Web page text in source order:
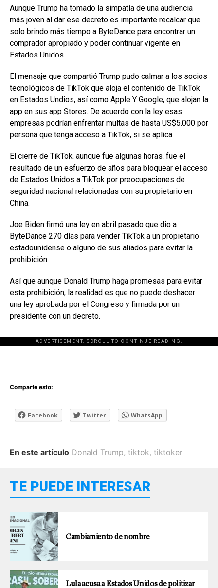
Aunque Trump ha tomado la simpatía de una audiencia
más joven al dar ese decreto es importante recalcar que
solo brindo más tiempo a ByteDance para encontrar un
comprador apropiado y poder continuar vigente en
Estados Unidos.
El mensaje que compartió Trump pudo calmar a los socios
tecnológicos de TikTok que aloja el contenido de TikTok
en Estados Undios, así como Apple Y Google, que alojan la
app en sus app Stores. De acuerdo con la ley esas
empresas podrían enfrentar multas de hasta US$5.000 por
persona que tenga acceso a TikTok, si se aplica.
El cierre de TikTok, aunque fue algunas horas, fue el
resultado de un esfuerzo de años para bloquear el acceso
de Estados Unidos a TikTok por preocupaciones de
seguridad nacional relacionadas con su propietario en
China.
Joe Biden firmó una ley en abril pasado que dio a
ByteDance 270 días para vender TikTok a un propietario
estadounidense o alguno de sus aliados para evitar la
prohibición.
Así que aunque Donald Trump haga promesas para evitar
esta prohibición, la realidad es que no puede deshacer
una ley aprobada por el Congreso y firmada por un
presidente con un decreto.
ADVERTISEMENT. SCROLL TO CONTINUE READING.
[adsforwp id="243463"]
Comparte esto:
Facebook Twitter WhatsApp
En este artículo Donald Trump, tiktok, tiktoker
TE PUEDE INTERESAR
Cambiamiento de nombre
Lula acusa a Estados Unidos de politizar